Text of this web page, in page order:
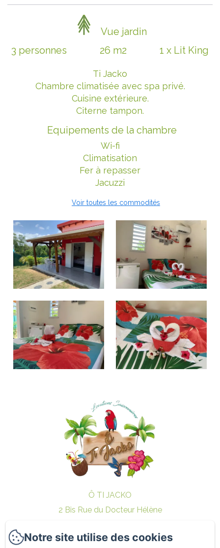
Vue jardin
3 personnes
26 m2 1 x Lit King
Ti Jacko
Chambre climatisée avec spa privé.
Cuisine extérieure.
Citerne tampon.
Equipements de la chambre
Wi-fi
Climatisation
Fer à repasser
Jacuzzi
Voir toutes les commodités
Ô TI JACKO
2 Bis Rue du Docteur Hélène
Téléphone: 0690 63 66 45
Notre site utilise des cookies